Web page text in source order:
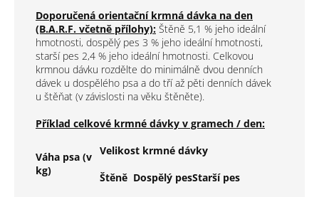
Doporučená orientační krmná dávka na den
(B.A.R.F. včetně přílohy): Štěně 5,1 % jeho ideální
hmotnosti, dospělý pes 3 % jeho ideální hmotnosti,
starší pes 2,4 % jeho ideální hmotnosti. Celkovou
krmnou dávku rozdělte do minimálně dvou denních
dávek u dospělého psa a do tří až pěti denních dávek
u štěňat (v závislosti na věku štěněte).
Příklad celkové krmné dávky v gramech / den:
Váha psa (v
kg)
Velikost krmné dávky
Štěně Dospělý pesStarší pes